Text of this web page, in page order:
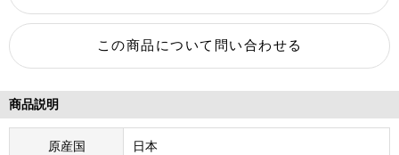
商品説明
原産国 日本